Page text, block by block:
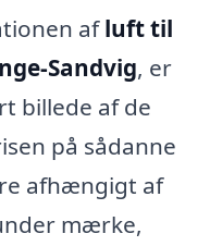
afluft til
Sandvig, er
billede af de
på sådanne
afhængigt af
mærke,